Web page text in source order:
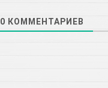
0 КОММЕНТАРИЕВ